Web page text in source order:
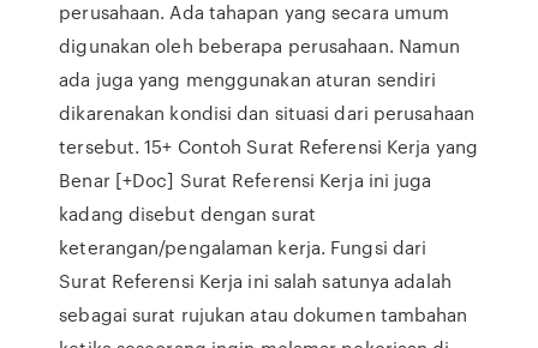
perusahaan. Ada tahapan yang secara umum
digunakan oleh beberapa perusahaan. Namun
ada juga yang menggunakan aturan sendiri
dikarenakan kondisi dan situasi dari perusahaan
tersebut. 15+ Contoh Surat Referensi Kerja yang
Benar [+Doc] Surat Referensi Kerja ini juga
kadang disebut dengan surat
keterangan/pengalaman kerja. Fungsi dari
Surat Referensi Kerja ini salah satunya adalah
sebagai surat rujukan atau dokumen tambahan